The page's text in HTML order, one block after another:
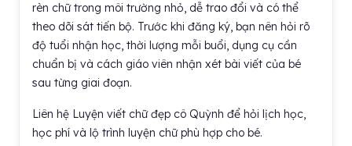
rèn chữ trong môi trường nhỏ, dễ trao đổi và có thể
theo dõi sát tiến bộ. Trước khi đăng ký, bạn nên hỏi rõ
độ tuổi nhận học, thời lượng mỗi buổi, dụng cụ cần
chuẩn bị và cách giáo viên nhận xét bài viết của bé
sau từng giai đoạn.
Liên hệ Luyện viết chữ đẹp cô Quỳnh để hỏi lịch học,
học phí và lộ trình luyện chữ phù hợp cho bé.